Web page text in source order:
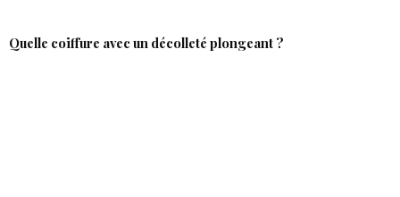
Quelle coiffure avec un décolleté plongeant ?